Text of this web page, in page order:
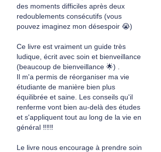
des moments difficiles après deux
redoublements consécutifs (vous
pouvez imaginez mon désespoir 😭)
Ce livre est vraiment un guide très
ludique, écrit avec soin et bienveillance
(beaucoup de bienveillance 🌟) .
Il m'a permis de réorganiser ma vie
étudiante de manière bien plus
équilibrée et saine. Les conseils qu'il
renferme vont bien au-delà des études
et s'appliquent tout au long de la vie en
général ‼️‼️‼️
Le livre nous encourage à prendre soin